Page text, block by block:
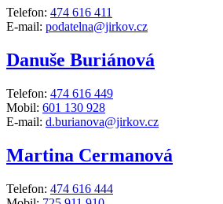
Telefon: 474 616 411
E-mail: podatelna@jirkov.cz
Danuše Buriánová
Telefon: 474 616 449
Mobil: 601 130 928
E-mail: d.burianova@jirkov.cz
Martina Cermanová
Telefon: 474 616 444